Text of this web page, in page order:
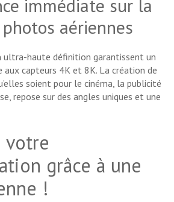
immédiate sur la
aériennes
ultra-haute définition garantissent un
aux capteurs 4K et 8K. La création de
soient pour le cinéma, la publicité
repose sur des angles uniques et une
votre
grâce à une
!